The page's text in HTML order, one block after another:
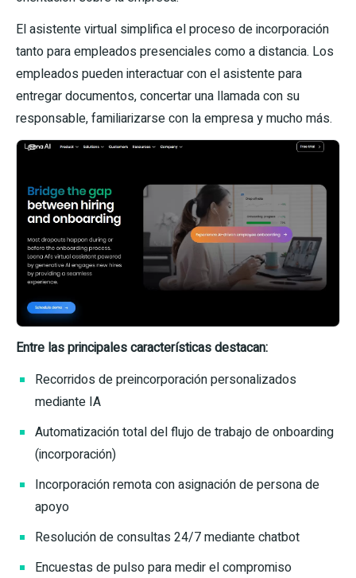
El asistente virtual simplifica el proceso de incorporación
tanto para empleados presenciales como a distancia. Los
empleados pueden interactuar con el asistente para
entregar documentos, concertar una llamada con su
responsable, familiarizarse con la empresa y mucho más.
Entre las principales características destacan:
Recorridos de preincorporación personalizados
mediante IA
Automatización total del flujo de trabajo de onboarding
(incorporación)
Incorporación remota con asignación de persona de
apoyo
Resolución de consultas 24/7 mediante chatbot
Encuestas de pulso para medir el compromiso